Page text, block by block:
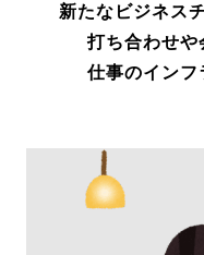
新たなビジネス
打ち合わせや
仕事のインフ